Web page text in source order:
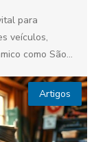
para
veículos,
como São
Artigos